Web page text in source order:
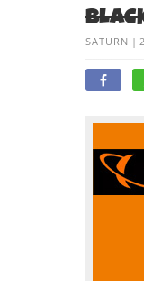
SATURN |